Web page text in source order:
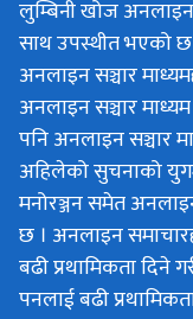
लुम्बिनी खोज
साथ उपस्थीत भएको छ
अनलाइन सञ्चार
अनलाइन सञ्चार
पनि अनलाइन सञ्चार
अहिलेको सुचनाको
मनोरञ्जन समेत
छ । अनलाइन
बढी प्रथामिकता दिने
पनलाई बढी